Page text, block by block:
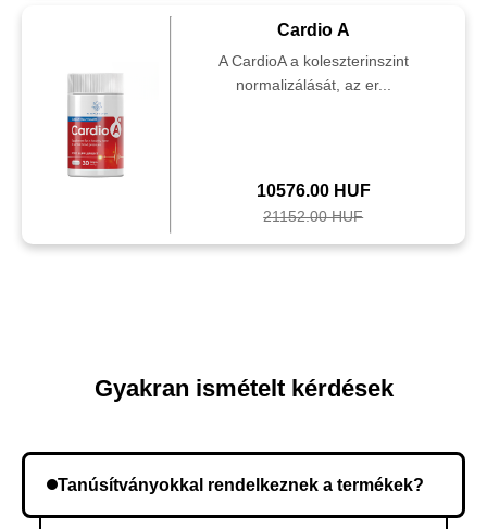
Cardio A
A CardioA a koleszterinszint
normalizálását, az er...
10576.00 HUF
21152.00 HUF
Gyakran ismételt kérdések
Tanúsítványokkal rendelkeznek a termékek?